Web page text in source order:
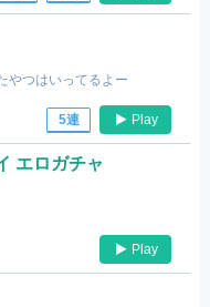
やつはいってるよー
5連 Play
エロガチャ
Play